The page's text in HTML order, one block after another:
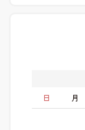
日
月